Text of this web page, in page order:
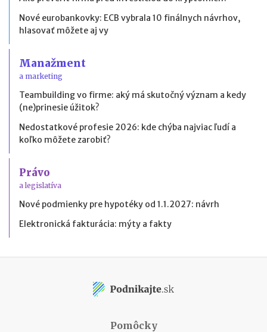
Nové eurobankovky: ECB vybrala 10 finálnych návrhov,
hlasovať môžete aj vy
Manažment
a marketing
Teambuilding vo firme: aký má skutočný význam a kedy
(ne)prinesie úžitok?
Nedostatkové profesie 2026: kde chýba najviac ľudí a
koľko môžete zarobiť?
Právo
a legislatíva
Nové podmienky pre hypotéky od 1.1.2027: návrh
Elektronická fakturácia: mýty a fakty
Pomôcky